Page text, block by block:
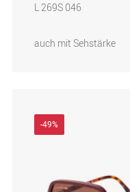
L 269S 046
auch mit Sehstärke
-49%